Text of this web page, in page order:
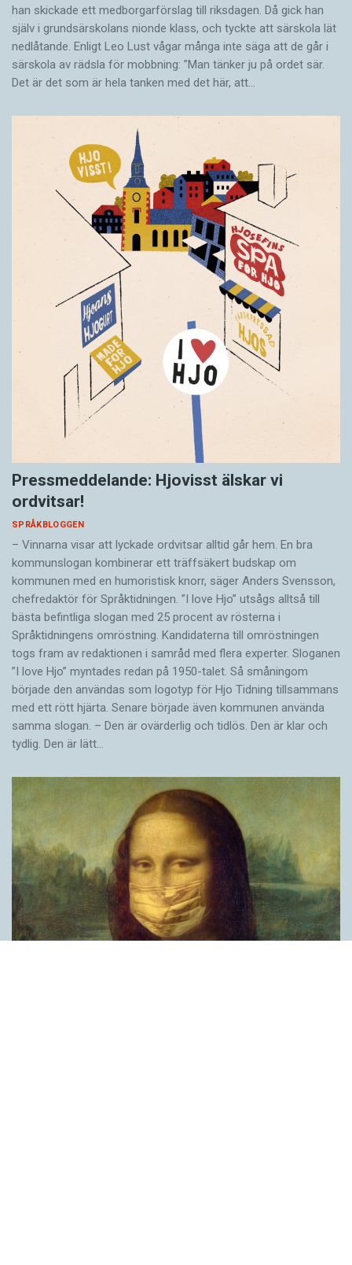
han skickade ett medborgarförslag till riksdagen. Då gick han
själv i grundsärskolans nionde klass, och tyckte att särskola lät
nedlåtande. Enligt Leo Lust vågar många inte säga att de går i
särskola av rädsla för mobbning: ”Man tänker ju på ordet sär.
Det är det som är hela tanken med det här, att…
Pressmeddelande: Hjovisst älskar vi
ordvitsar!
SPRÅKBLOGGEN
– Vinnarna visar att lyckade ordvitsar alltid går hem. En bra
kommunslogan kombinerar ett träffsäkert budskap om
kommunen med en humoristisk knorr, säger Anders Svensson,
chefredaktör för Språktidningen. ”I love Hjo” utsågs alltså till
bästa befintliga slogan med 25 procent av rösterna i
Språktidningens omröstning. Kandidaterna till omröstningen
togs fram av redaktionen i samråd med flera experter. Sloganen
”I love Hjo” myntades redan på 1950-talet. Så småningom
började den användas som logotyp för Hjo Tidning tillsammans
med ett rött hjärta. Senare började även kommunen använda
samma slogan. – Den är ovärderlig och tidlös. Den är klar och
tydlig. Den är lätt…